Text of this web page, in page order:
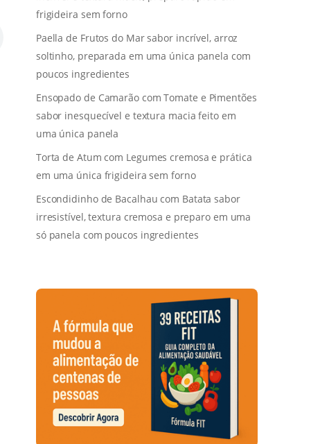
frigideira sem forno
Paella de Frutos do Mar sabor incrível, arroz
soltinho, preparada em uma única panela com
poucos ingredientes
Ensopado de Camarão com Tomate e Pimentões
sabor inesquecível e textura macia feito em
uma única panela
Torta de Atum com Legumes cremosa e prática
em uma única frigideira sem forno
Escondidinho de Bacalhau com Batata sabor
irresistível, textura cremosa e preparo em uma
só panela com poucos ingredientes